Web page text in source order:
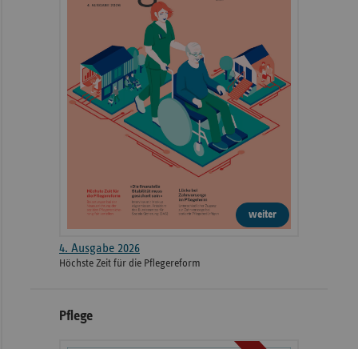
weiter
4. Ausgabe 2026
Höchste Zeit für die Pflegereform
Pflege